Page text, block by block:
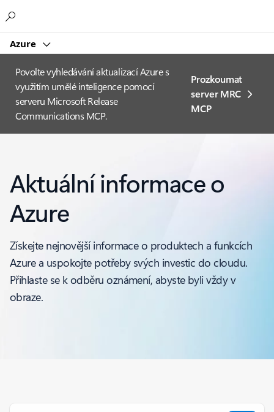
Azure
Povolte vyhledávání aktualizací Azure s
využitím umělé inteligence pomocí
serveru Microsoft Release
Communications MCP.
Prozkoumat
server MRC
MCP
Aktuální informace o
Azure
Získejte nejnovější informace o produktech a funkcích
Azure a uspokojte potřeby svých investic do cloudu.
Přihlaste se k odběru oznámení, abyste byli vždy v
obraze.